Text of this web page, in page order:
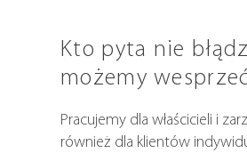
Kto pyta nie
możemy
Pracujemy dla właścicieli i
również dla klientów